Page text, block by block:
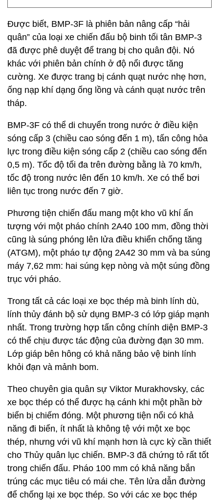
Được biết, BMP-3F là phiên bản nâng cấp “hải
quân” của loại xe chiến đấu bộ binh tối tân BMP-3
đã được phê duyệt để trang bị cho quân đội. Nó
khác với phiên bản chính ở độ nổi được tăng
cường. Xe được trang bị cánh quạt nước nhẹ hơn,
ống nạp khí dạng ống lồng và cánh quạt nước trên
tháp.
BMP-3F có thể di chuyển trong nước ở điều kiện
sóng cấp 3 (chiều cao sóng đến 1 m), tấn công hỏa
lực trong điều kiện sóng cấp 2 (chiều cao sóng đến
0,5 m). Tốc độ tối đa trên đường bằng là 70 km/h,
tốc độ trong nước lên đến 10 km/h. Xe có thể bơi
liên tục trong nước đến 7 giờ.
Phương tiện chiến đấu mang một kho vũ khí ấn
tượng với một pháo chính 2A40 100 mm, đồng thời
cũng là súng phóng lên lửa điều khiển chống tăng
(ATGM), một pháo tự động 2A42 30 mm và ba súng
máy 7,62 mm: hai súng kẹp nòng và một súng đồng
trục với pháo.
Trong tất cả các loại xe bọc thép mà binh lính dù,
lính thủy đánh bộ sử dụng BMP-3 có lớp giáp mạnh
nhất. Trong trường hợp tấn công chính diện BMP-3
có thể chịu được tác động của đường đạn 30 mm.
Lớp giáp bên hông có khả năng bảo vệ binh lính
khỏi đạn và mảnh bom.
Theo chuyên gia quân sự Viktor Murakhovsky, các
xe bọc thép có thể được hạ cánh khi một phần bờ
biển bị chiếm đóng. Một phương tiện nổi có khả
năng đi biển, ít nhất là không tệ với một xe bọc
thép, nhưng với vũ khí mạnh hơn là cực kỳ cần thiết
cho Thủy quân lục chiến. BMP-3 đã chứng tỏ rất tốt
trong chiến đấu. Pháo 100 mm có khả năng bắn
trúng các mục tiêu có mái che. Tên lửa dẫn đường
để chống lại xe bọc thép. So với các xe bọc thép